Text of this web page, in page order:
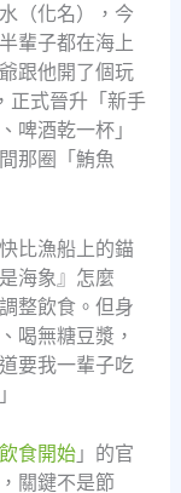
（化名），今
輩子都在海上
跟他開了個玩
正式晉升「新手
啤酒乾一杯」
那圈「鮪魚
比漁船上的錨
海象』怎麼
整飲食。但身
喝無糖豆漿，
要我一輩子吃
食開始」的官
關鍵不是節